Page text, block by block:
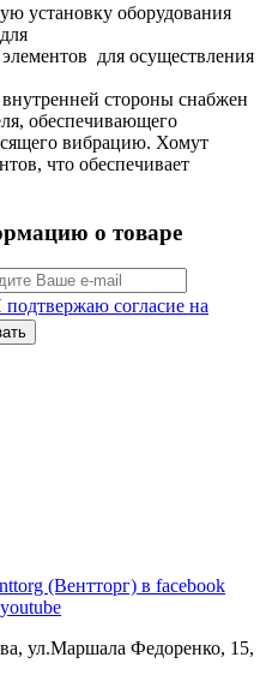
установку оборудования
для осуществления
стороны снабжен
обеспечивающего
вибрацию. Хомут
что обеспечивает
о товаре
подтвержаю согласие на
ул.Маршала Федоренко, 15,